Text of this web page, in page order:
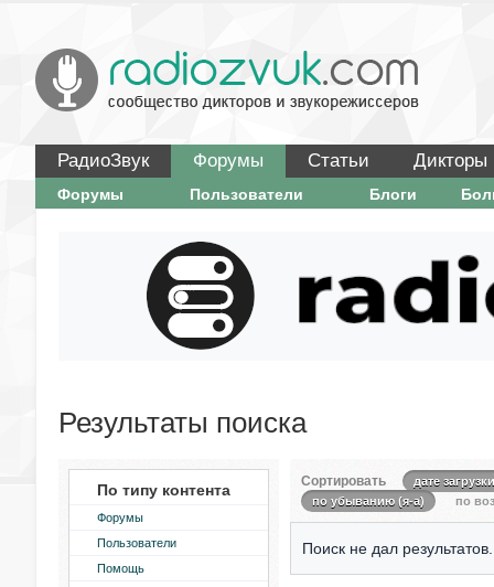
РадиоЗвук Форумы Статьи Дикторы
Форумы Пользователи Блоги
Результаты поиска
По типу контента
Форумы
Пользователи
Помощь
Сортировать
дате загрузки
по убыванию (я-а)
по
Поиск не дал результатов.